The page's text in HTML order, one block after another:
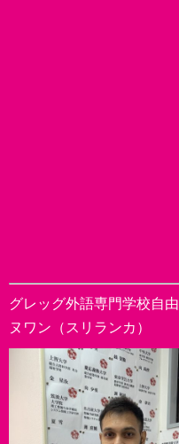
グレッグ外語専門学校自
ヌワン（スリランカ）